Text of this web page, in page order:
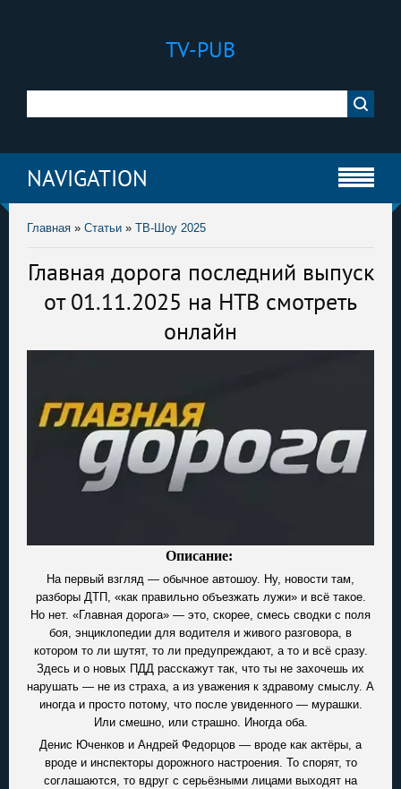
TV-PUB
NAVIGATION
Главная » Статьи » ТВ-Шоу 2025
Главная дорога последний выпуск
от 01.11.2025 на НТВ смотреть
онлайн
Описание:
На первый взгляд — обычное автошоу. Ну, новости там,
разборы ДТП, «как правильно объезжать лужи» и всё такое.
Но нет. «Главная дорога» — это, скорее, смесь сводки с поля
боя, энциклопедии для водителя и живого разговора, в
котором то ли шутят, то ли предупреждают, а то и всё сразу.
Здесь и о новых ПДД расскажут так, что ты не захочешь их
нарушать — не из страха, а из уважения к здравому смыслу. А
иногда и просто потому, что после увиденного — мурашки.
Или смешно, или страшно. Иногда оба.
Денис Юченков и Андрей Федорцов — вроде как актёры, а
вроде и инспекторы дорожного настроения. То спорят, то
соглашаются, то вдруг с серьёзными лицами выходят на